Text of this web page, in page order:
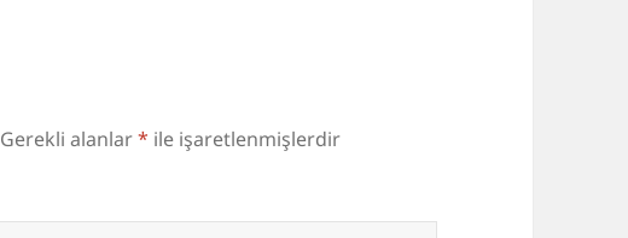
Gerekli alanlar* ile işaretlenmişlerdir